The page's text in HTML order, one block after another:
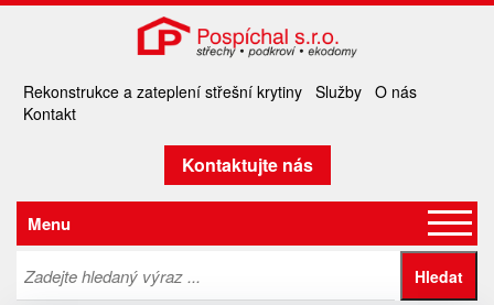
Rekonstrukce a zateplení střešní krytiny Služby O nás
Kontakt
Kontaktujte nás
Menu